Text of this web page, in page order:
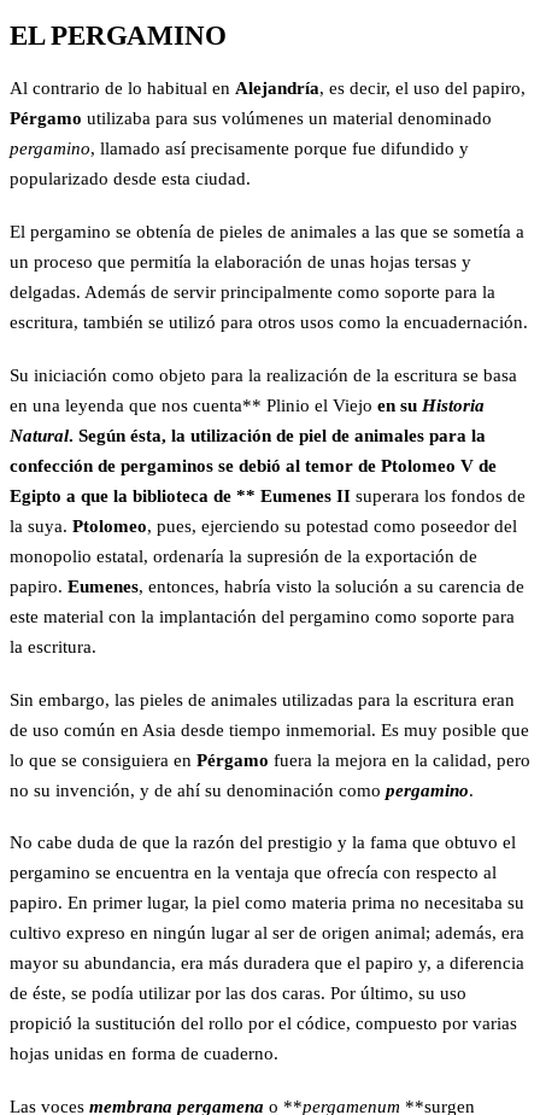
EL PERGAMINO
Al contrario de lo habitual en Alejandría, es decir, el uso del papiro,
Pérgamo utilizaba para sus volúmenes un material denominado
pergamino, llamado así precisamente porque fue difundido y
popularizado desde esta ciudad.
El pergamino se obtenía de pieles de animales a las que se sometía a
un proceso que permitía la elaboración de unas hojas tersas y
delgadas. Además de servir principalmente como soporte para la
escritura, también se utilizó para otros usos como la encuadernación.
Su iniciación como objeto para la realización de la escritura se basa
en una leyenda que nos cuenta** Plinio el Viejo en su Historia
Natural. Según ésta, la utilización de piel de animales para la
confección de pergaminos se debió al temor de Ptolomeo V de
Egipto a que la biblioteca de ** Eumenes II superara los fondos de
la suya. Ptolomeo, pues, ejerciendo su potestad como poseedor del
monopolio estatal, ordenaría la supresión de la exportación de
papiro. Eumenes, entonces, habría visto la solución a su carencia de
este material con la implantación del pergamino como soporte para
la escritura.
Sin embargo, las pieles de animales utilizadas para la escritura eran
de uso común en Asia desde tiempo inmemorial. Es muy posible que
lo que se consiguiera en Pérgamo fuera la mejora en la calidad, pero
no su invención, y de ahí su denominación como pergamino.
No cabe duda de que la razón del prestigio y la fama que obtuvo el
pergamino se encuentra en la ventaja que ofrecía con respecto al
papiro. En primer lugar, la piel como materia prima no necesitaba su
cultivo expreso en ningún lugar al ser de origen animal; además, era
mayor su abundancia, era más duradera que el papiro y, a diferencia
de éste, se podía utilizar por las dos caras. Por último, su uso
propició la sustitución del rollo por el códice, compuesto por varias
hojas unidas en forma de cuaderno.
Las voces membrana pergamena o **pergamenum **surgen